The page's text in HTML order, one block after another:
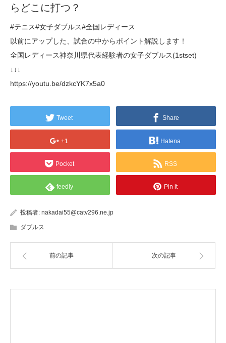
らどこに打つ？
#テニス#女子ダブルス#全国レディース
以前にアップした、試合の中からポイント解説します！
全国レディース神奈川県代表経験者の女子ダブルス(1stset)
↓↓↓
https://youtu.be/dzkcYK7x5a0
Tweet Share
+1 Hatena
Pocket RSS
feedly Pin it
投稿者: nakadai55@catv296.ne.jp
ダブルス
前の記事 次の記事